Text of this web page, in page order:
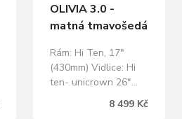
OLIVIA 3.0 -
matná tmavošedá
Rám: Hi Ten, 17"
(430mm) Vidlice: Hi
ten- unicrown 26"
Řazení: Shimano
Nexus 3 Převodník:
8 499 Kč